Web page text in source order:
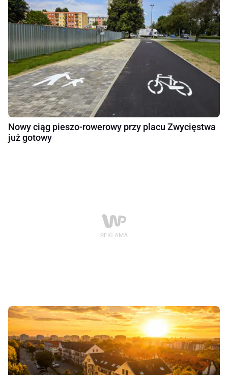
Nowy ciąg pieszo-rowerowy przy placu Zwycięstwa
już gotowy